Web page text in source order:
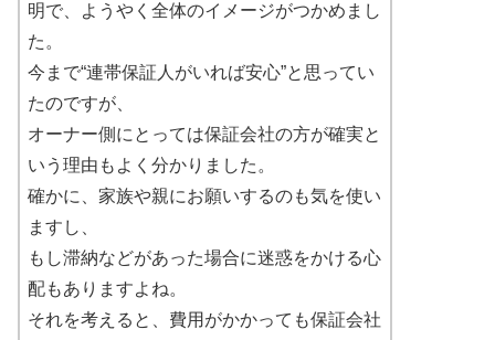
明で、ようやく全体のイメージがつかめまし
た。
今まで“連帯保証人がいれば安心”と思ってい
たのですが、
オーナー側にとっては保証会社の方が確実と
いう理由もよく分かりました。
確かに、家族や親にお願いするのも気を使い
ますし、
もし滞納などがあった場合に迷惑をかける心
配もありますよね。
それを考えると、費用がかかっても保証会社